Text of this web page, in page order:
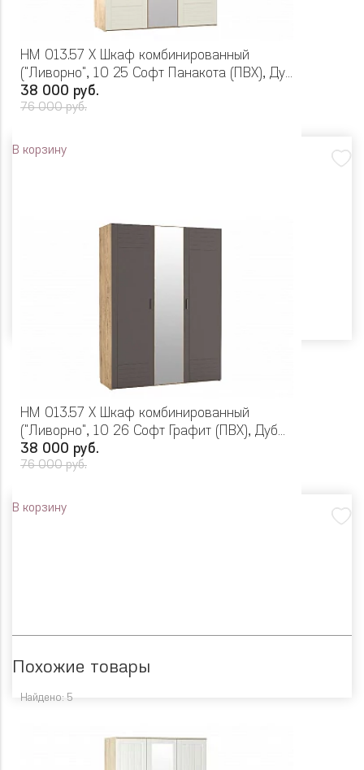
НМ 013.57 Х Шкаф комбинированный
("Ливорно", 10 25 Софт Панакота (ПВХ), Дуб
Бунратти)
38 000 руб.
76 000 руб.
В корзину
НМ 013.57 Х Шкаф комбинированный
("Ливорно", 10 26 Софт Графит (ПВХ), Дуб
Бунратти)
38 000 руб.
76 000 руб.
В корзину
Похожие товары
Найдено: 5